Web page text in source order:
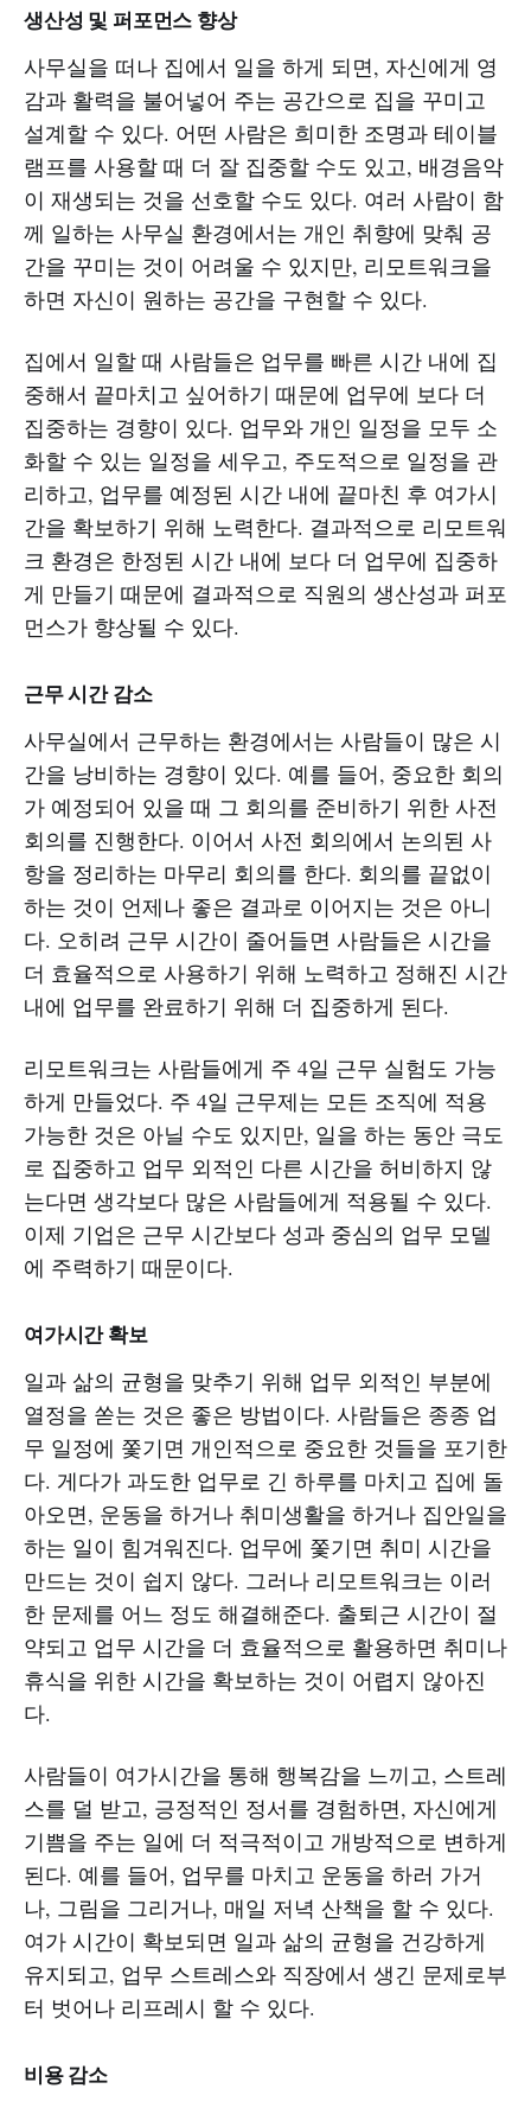
생산성 및 퍼포먼스 향상
사무실을 떠나 집에서 일을 하게 되면, 자신에게 영
감과 활력을 불어넣어 주는 공간으로 집을 꾸미고
설계할 수 있다. 어떤 사람은 희미한 조명과 테이블
램프를 사용할 때 더 잘 집중할 수도 있고, 배경음악
이 재생되는 것을 선호할 수도 있다. 여러 사람이 함
께 일하는 사무실 환경에서는 개인 취향에 맞춰 공
간을 꾸미는 것이 어려울 수 있지만, 리모트워크을
하면 자신이 원하는 공간을 구현할 수 있다.
집에서 일할 때 사람들은 업무를 빠른 시간 내에 집
중해서 끝마치고 싶어하기 때문에 업무에 보다 더
집중하는 경향이 있다. 업무와 개인 일정을 모두 소
화할 수 있는 일정을 세우고, 주도적으로 일정을 관
리하고, 업무를 예정된 시간 내에 끝마친 후 여가시
간을 확보하기 위해 노력한다. 결과적으로 리모트워
크 환경은 한정된 시간 내에 보다 더 업무에 집중하
게 만들기 때문에 결과적으로 직원의 생산성과 퍼포
먼스가 향상될 수 있다.
근무 시간 감소
사무실에서 근무하는 환경에서는 사람들이 많은 시
간을 낭비하는 경향이 있다. 예를 들어, 중요한 회의
가 예정되어 있을 때 그 회의를 준비하기 위한 사전
회의를 진행한다. 이어서 사전 회의에서 논의된 사
항을 정리하는 마무리 회의를 한다. 회의를 끝없이
하는 것이 언제나 좋은 결과로 이어지는 것은 아니
다. 오히려 근무 시간이 줄어들면 사람들은 시간을
더 효율적으로 사용하기 위해 노력하고 정해진 시간
내에 업무를 완료하기 위해 더 집중하게 된다.
리모트워크는 사람들에게 주 4일 근무 실험도 가능
하게 만들었다. 주 4일 근무제는 모든 조직에 적용
가능한 것은 아닐 수도 있지만, 일을 하는 동안 극도
로 집중하고 업무 외적인 다른 시간을 허비하지 않
는다면 생각보다 많은 사람들에게 적용될 수 있다.
이제 기업은 근무 시간보다 성과 중심의 업무 모델
에 주력하기 때문이다.
여가시간 확보
일과 삶의 균형을 맞추기 위해 업무 외적인 부분에
열정을 쏟는 것은 좋은 방법이다. 사람들은 종종 업
무 일정에 쫓기면 개인적으로 중요한 것들을 포기한
다. 게다가 과도한 업무로 긴 하루를 마치고 집에 돌
아오면, 운동을 하거나 취미생활을 하거나 집안일을
하는 일이 힘겨워진다. 업무에 쫓기면 취미 시간을
만드는 것이 쉽지 않다. 그러나 리모트워크는 이러
한 문제를 어느 정도 해결해준다. 출퇴근 시간이 절
약되고 업무 시간을 더 효율적으로 활용하면 취미나
휴식을 위한 시간을 확보하는 것이 어렵지 않아진
다.
사람들이 여가시간을 통해 행복감을 느끼고, 스트레
스를 덜 받고, 긍정적인 정서를 경험하면, 자신에게
기쁨을 주는 일에 더 적극적이고 개방적으로 변하게
된다. 예를 들어, 업무를 마치고 운동을 하러 가거
나, 그림을 그리거나, 매일 저녁 산책을 할 수 있다.
여가 시간이 확보되면 일과 삶의 균형을 건강하게
유지되고, 업무 스트레스와 직장에서 생긴 문제로부
터 벗어나 리프레시 할 수 있다.
비용 감소